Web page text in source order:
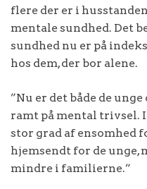
flere der er i
mentale sundhed. Det
sundhed nu er på
hos dem, der bor alene.
”Nu er det både de
ramt på mental trivsel.
stor grad af ensomhed
hjemsendt for de unge,
mindre i familierne.”